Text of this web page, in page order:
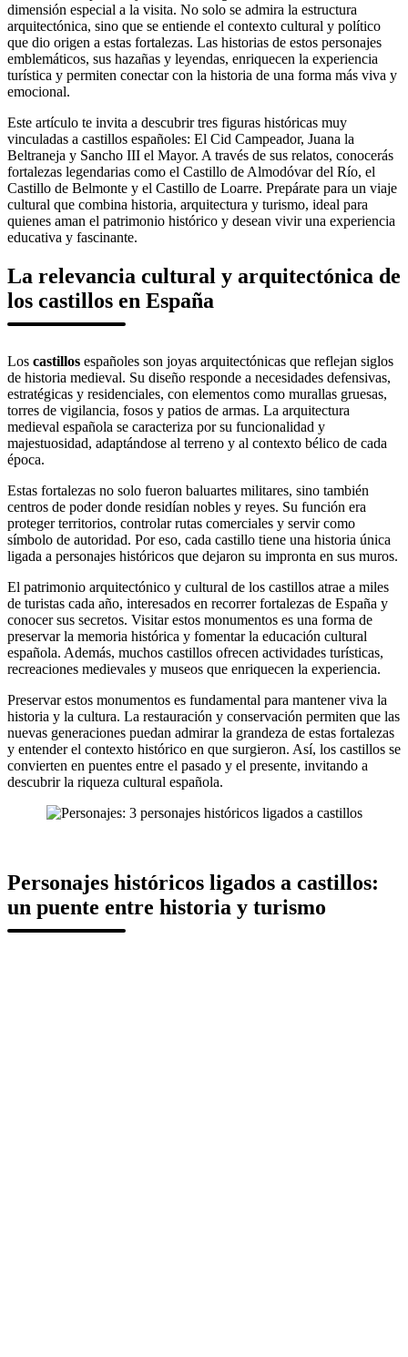
dimensión especial a la visita. No solo se admira la estructura
arquitectónica, sino que se entiende el contexto cultural y político
que dio origen a estas fortalezas. Las historias de estos personajes
emblemáticos, sus hazañas y leyendas, enriquecen la experiencia
turística y permiten conectar con la historia de una forma más viva y
emocional.
Este artículo te invita a descubrir tres figuras históricas muy
vinculadas a castillos españoles: El Cid Campeador, Juana la
Beltraneja y Sancho III el Mayor. A través de sus relatos, conocerás
fortalezas legendarias como el Castillo de Almodóvar del Río, el
Castillo de Belmonte y el Castillo de Loarre. Prepárate para un viaje
cultural que combina historia, arquitectura y turismo, ideal para
quienes aman el patrimonio histórico y desean vivir una experiencia
educativa y fascinante.
La relevancia cultural y arquitectónica de
los castillos en España
Los castillos españoles son joyas arquitectónicas que reflejan siglos
de historia medieval. Su diseño responde a necesidades defensivas,
estratégicas y residenciales, con elementos como murallas gruesas,
torres de vigilancia, fosos y patios de armas. La arquitectura
medieval española se caracteriza por su funcionalidad y
majestuosidad, adaptándose al terreno y al contexto bélico de cada
época.
Estas fortalezas no solo fueron baluartes militares, sino también
centros de poder donde residían nobles y reyes. Su función era
proteger territorios, controlar rutas comerciales y servir como
símbolo de autoridad. Por eso, cada castillo tiene una historia única
ligada a personajes históricos que dejaron su impronta en sus muros.
El patrimonio arquitectónico y cultural de los castillos atrae a miles
de turistas cada año, interesados en recorrer fortalezas de España y
conocer sus secretos. Visitar estos monumentos es una forma de
preservar la memoria histórica y fomentar la educación cultural
española. Además, muchos castillos ofrecen actividades turísticas,
recreaciones medievales y museos que enriquecen la experiencia.
Preservar estos monumentos es fundamental para mantener viva la
historia y la cultura. La restauración y conservación permiten que las
nuevas generaciones puedan admirar la grandeza de estas fortalezas
y entender el contexto histórico en que surgieron. Así, los castillos se
convierten en puentes entre el pasado y el presente, invitando a
descubrir la riqueza cultural española.
Personajes históricos ligados a castillos:
un puente entre historia y turismo